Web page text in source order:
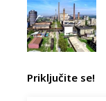
Priključite se!